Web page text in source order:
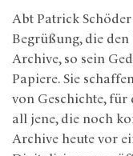
Abt Patrick
Begrüßung, die den
Archive, so sein
Papiere. Sie
von Geschichte, für
all jene, die noch
Archive heute vor